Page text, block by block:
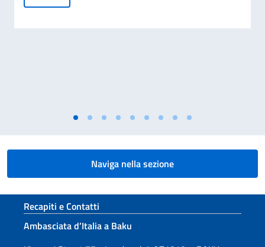
Naviga nella sezione
Sezione footer
Recapiti e Contatti
Ambasciata d’Italia a Baku